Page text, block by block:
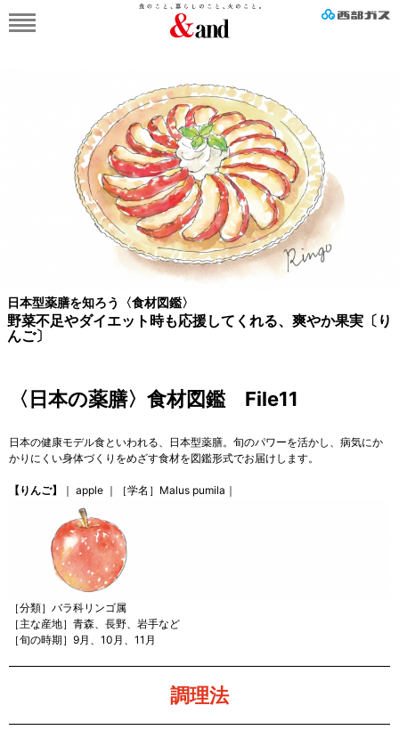
日本型薬膳を知ろう〈食材図鑑〉
野菜不足やダイエット時も応援してくれる、爽やか果実〔り
んご〕
〈日本の薬膳〉食材図鑑 File11
日本の健康モデル食といわれる、日本型薬膳。旬のパワーを活かし、病気にか
かりにくい身体づくりをめざす食材を図鑑形式でお届けします。
【りんご】 ｜ apple ｜［学名］Malus pumila｜
［分類］バラ科リンゴ属
［主な産地］青森、長野、岩手など
［旬の時期］9月、10月、11月
調理法